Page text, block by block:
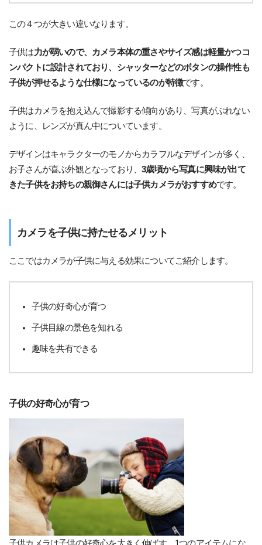
この４つが大きい違いなります。
子供は力が弱いので、カメラ本体の重さやサイズ感は軽量かつコ
ンパクトに設計されており、シャッターなどのボタンの操作性も
子供が押せるような仕様になっているのが特徴です。
子供はカメラを抱え込んで撮影する傾向があり、写真がぶれない
ように、レンズが真ん中についています。
デザインはキャラクターのモノからカラフルなデザインが多く、
お子さんが喜ぶ外観となっており、3歳頃から写真に興味が出て
きた子供をお持ちの親御さんには子供カメラがおすすめです。
カメラを子供に持たせるメリット
ここではカメラが子供に与える効果についてご紹介します。
子供の好奇心が育つ
子供目線の景色を知れる
趣味を共有できる
子供の好奇心が育つ